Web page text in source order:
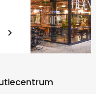
keyboard_arrow_right